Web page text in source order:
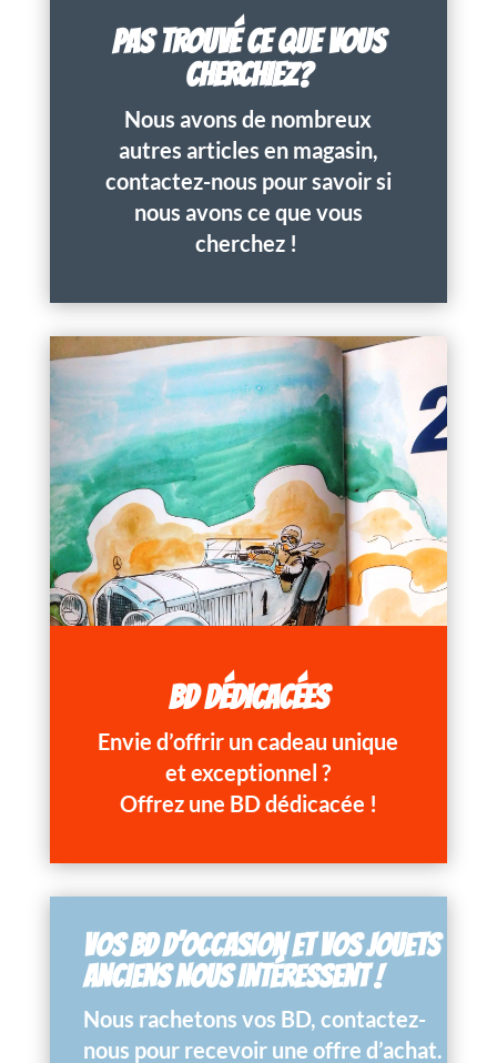
PAS TROUVÉ CE QUE VOUS
CHERCHIEZ?
Nous avons de nombreux
autres articles en magasin,
contactez-nous pour savoir si
nous avons ce que vous
cherchez !
BD DÉDICACÉES
Envie d’offrir un cadeau unique
et exceptionnel ?
Offrez une BD dédicacée !
VOS BD D’OCCASION ET VOS JOUETS
ANCIENS NOUS INTÉRESSENT !
Nous rachetons vos BD, contactez-
nous pour recevoir une offre d’achat.